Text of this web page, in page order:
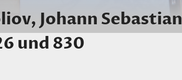
Johann Sebastian
und 830